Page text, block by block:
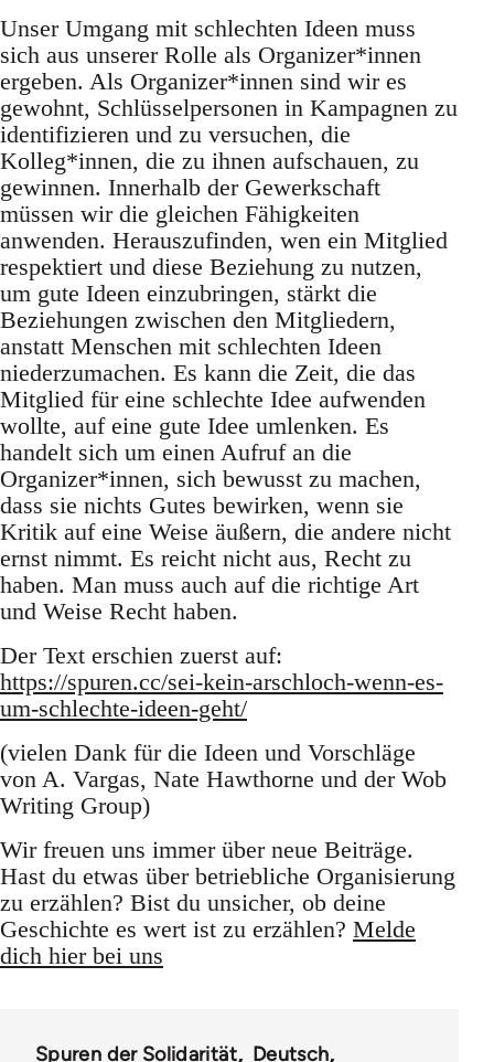
Unser Umgang mit schlechten Ideen muss
sich aus unserer Rolle als Organizer*innen
ergeben. Als Organizer*innen sind wir es
gewohnt, Schlüsselpersonen in Kampagnen zu
identifizieren und zu versuchen, die
Kolleg*innen, die zu ihnen aufschauen, zu
gewinnen. Innerhalb der Gewerkschaft
müssen wir die gleichen Fähigkeiten
anwenden. Herauszufinden, wen ein Mitglied
respektiert und diese Beziehung zu nutzen,
um gute Ideen einzubringen, stärkt die
Beziehungen zwischen den Mitgliedern,
anstatt Menschen mit schlechten Ideen
niederzumachen. Es kann die Zeit, die das
Mitglied für eine schlechte Idee aufwenden
wollte, auf eine gute Idee umlenken. Es
handelt sich um einen Aufruf an die
Organizer*innen, sich bewusst zu machen,
dass sie nichts Gutes bewirken, wenn sie
Kritik auf eine Weise äußern, die andere nicht
ernst nimmt. Es reicht nicht aus, Recht zu
haben. Man muss auch auf die richtige Art
und Weise Recht haben.
Der Text erschien zuerst auf:
https://spuren.cc/sei-kein-arschloch-wenn-es-
um-schlechte-ideen-geht/
(vielen Dank für die Ideen und Vorschläge
von A. Vargas, Nate Hawthorne und der Wob
Writing Group)
Wir freuen uns immer über neue Beiträge.
Hast du etwas über betriebliche Organisierung
zu erzählen? Bist du unsicher, ob deine
Geschichte es wert ist zu erzählen? Melde
dich hier bei uns
Spuren der Solidarität Deutsch